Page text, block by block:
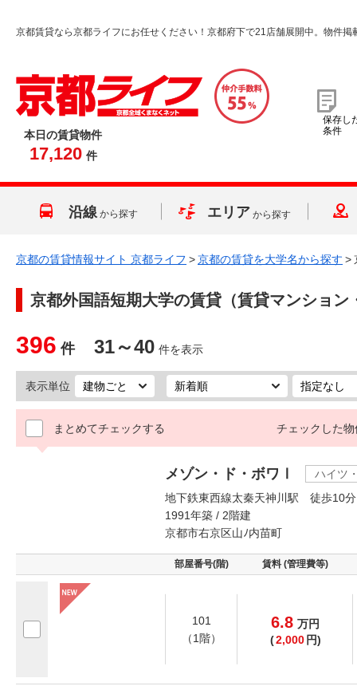
京都賃貸なら京都ライフにお任せください！京都府下で21店舗展開中。物件掲
本日の賃貸物件
17,120 件
保存し
条件
沿線 から探す エリア から探す
京都の賃貸情報サイト 京都ライフ >京都の賃貸を大学名から探す >
京都外国語短期大学の賃貸（賃貸マンション
396 件 31～40 件を表示
表示単位
まとめてチェックする チェックした物
メゾン・ド・ボワⅠ
ハイツ
地下鉄東西線太秦天神川駅 徒歩10分
1991年築 / 2階建
京都市右京区山ﾉ内苗町
部屋番号(階) 賃料 (管理費等)
101
（1階）
6.8 万円
(2,000 円)